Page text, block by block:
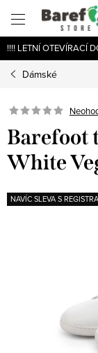
obsah
!!!! LETNÍ OTEVÍRACÍ
Dámské
Barefoot
White
NAVÍC SLEVA S